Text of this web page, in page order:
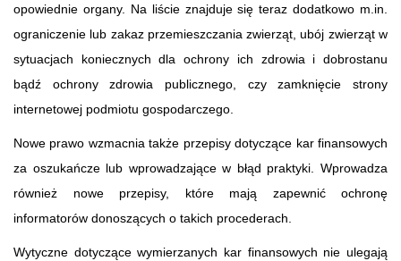
opowiednie organy. Na liście znajduje się teraz dodatkowo m.in.
ograniczenie lub zakaz przemieszczania zwierząt, ubój zwierząt w
sytuacjach koniecznych dla ochrony ich zdrowia i dobrostanu
bądź ochrony zdrowia publicznego, czy zamknięcie strony
internetowej podmiotu gospodarczego.
Nowe prawo wzmacnia także przepisy dotyczące kar finansowych
za oszukańcze lub wprowadzające w błąd praktyki. Wprowadza
również nowe przepisy, które mają zapewnić ochronę
informatorów donoszących o takich procederach.
Wytyczne dotyczące wymierzanych kar finansowych nie ulegają